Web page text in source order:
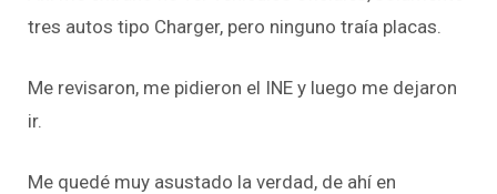
tres autos tipo Charger, pero ninguno traía placas.
Me revisaron, me pidieron el INE y luego me dejaron
ir.
Me quedé muy asustado la verdad, de ahí en